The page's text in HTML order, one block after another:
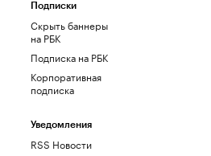
Подписки
Скрыть баннеры
на РБК
Подписка на РБК
Корпоративная
подписка
Уведомления
RSS Новости